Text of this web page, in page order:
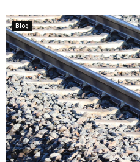
Blog